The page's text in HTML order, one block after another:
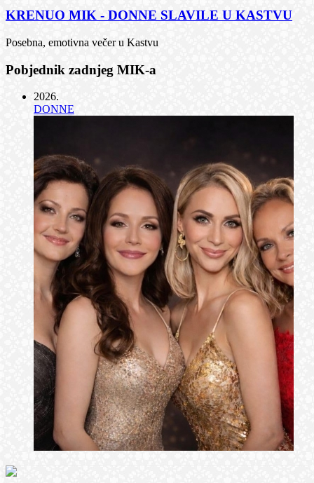
KRENUO MIK - DONNE SLAVILE U KASTVU
Posebna, emotivna večer u Kastvu
Pobjednik zadnjeg MIK-a
2026.
DONNE